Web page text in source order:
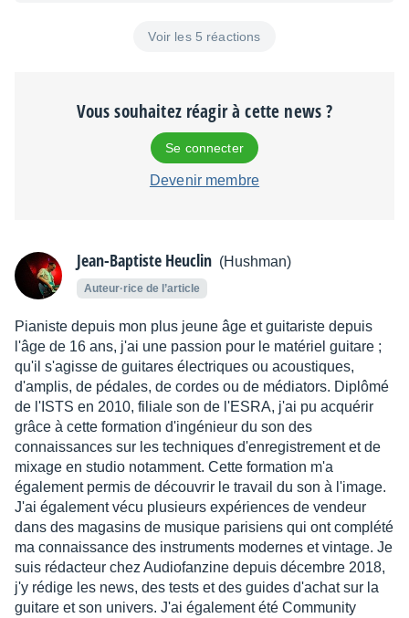
Voir les 5 réactions
Vous souhaitez réagir à cette news ?
Se connecter
Devenir membre
Jean-Baptiste Heuclin (Hushman)
Auteur·rice de l’article
Pianiste depuis mon plus jeune âge et guitariste depuis
l'âge de 16 ans, j'ai une passion pour le matériel guitare ;
qu'il s'agisse de guitares électriques ou acoustiques,
d'amplis, de pédales, de cordes ou de médiators. Diplômé
de l'ISTS en 2010, filiale son de l'ESRA, j'ai pu acquérir
grâce à cette formation d'ingénieur du son des
connaissances sur les techniques d'enregistrement et de
mixage en studio notamment. Cette formation m'a
également permis de découvrir le travail du son à l'image.
J'ai également vécu plusieurs expériences de vendeur
dans des magasins de musique parisiens qui ont complété
ma connaissance des instruments modernes et vintage. Je
suis rédacteur chez Audiofanzine depuis décembre 2018,
j'y rédige les news, des tests et des guides d'achat sur la
guitare et son univers. J'ai également été Community